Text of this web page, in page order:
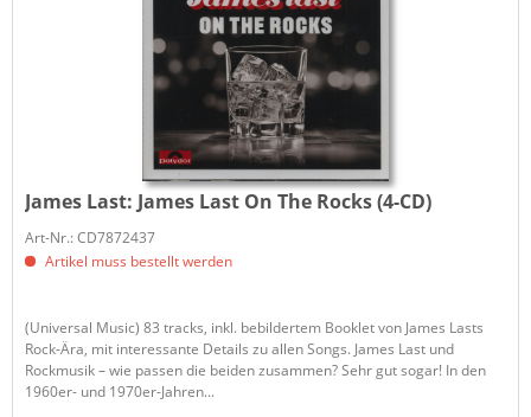
James Last: James Last On The Rocks (4-CD)
Art-Nr.: CD7872437
Artikel muss bestellt werden
(Universal Music) 83 tracks, inkl. bebildertem Booklet von James Lasts
Rock-Ära, mit interessante Details zu allen Songs. James Last und
Rockmusik – wie passen die beiden zusammen? Sehr gut sogar! In den
1960er- und 1970er-Jahren...